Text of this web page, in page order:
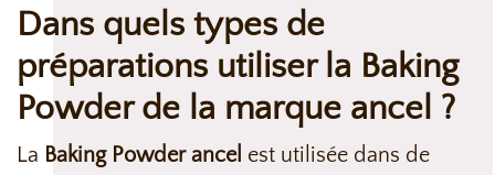
Dans quels types de
préparations utiliser la Baking
Powder de la marque ancel ?
La Baking Powder ancel est utilisée dans de